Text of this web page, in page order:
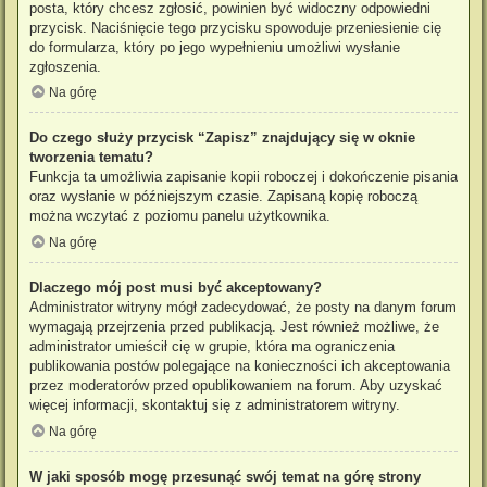
posta, który chcesz zgłosić, powinien być widoczny odpowiedni
przycisk. Naciśnięcie tego przycisku spowoduje przeniesienie cię
do formularza, który po jego wypełnieniu umożliwi wysłanie
zgłoszenia.
Na górę
Do czego służy przycisk “Zapisz” znajdujący się w oknie
tworzenia tematu?
Funkcja ta umożliwia zapisanie kopii roboczej i dokończenie pisania
oraz wysłanie w późniejszym czasie. Zapisaną kopię roboczą
można wczytać z poziomu panelu użytkownika.
Na górę
Dlaczego mój post musi być akceptowany?
Administrator witryny mógł zadecydować, że posty na danym forum
wymagają przejrzenia przed publikacją. Jest również możliwe, że
administrator umieścił cię w grupie, która ma ograniczenia
publikowania postów polegające na konieczności ich akceptowania
przez moderatorów przed opublikowaniem na forum. Aby uzyskać
więcej informacji, skontaktuj się z administratorem witryny.
Na górę
W jaki sposób mogę przesunąć swój temat na górę strony